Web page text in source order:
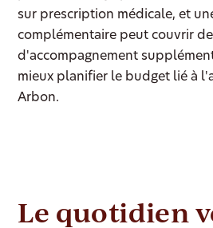
sur prescription médicale, et
complémentaire peut couvrir
d'accompagnement
mieux planifier le budget lié à
Arbon.
Le quotidien